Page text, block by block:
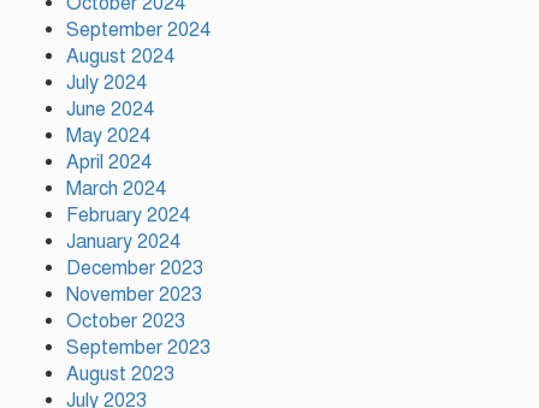
September 2024
August 2024
July 2024
June 2024
May 2024
April 2024
March 2024
February 2024
January 2024
December 2023
November 2023
October 2023
September 2023
August 2023
July 2023